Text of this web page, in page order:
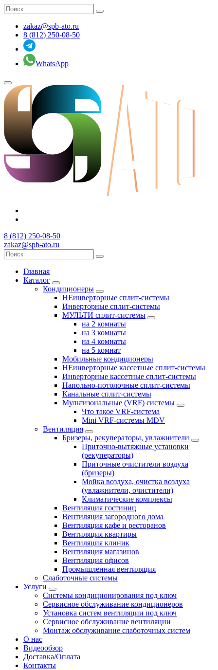
zakaz@spb-ato.ru
8 (812) 250-08-50
WhatsApp
8 (812) 250-08-50
zakaz@spb-ato.ru
Главная
Каталог
Кондиционеры
НЕинверторные сплит-системы
Инверторные сплит-системы
МУЛЬТИ сплит-системы
на 2 комнаты
на 3 комнаты
на 4 комнаты
на 5 комнат
Мобильные кондиционеры
НЕинверторные кассетные сплит-системы
Инверторные кассетные сплит-системы
Напольно-потолочные сплит-системы
Канальные сплит-системы
Мультизональные (VRF) системы
Что такое VRF-система
Mini VRF-системы MDV
Вентиляция
Бризеры, рекуператоры, увлажнители
Приточно-вытяжные установки
(рекуператоры)
Приточные очистители воздуха
(бризеры)
Мойка воздуха, очистка воздуха
(увлажнители, очистители)
Климатические комплексы
Вентиляция гостиниц
Вентиляция загородного дома
Вентиляция кафе и ресторанов
Вентиляция квартиры
Вентиляция клиник
Вентиляция магазинов
Вентиляция офисов
Промышленная вентиляция
Слаботочные системы
Услуги
Системы кондиционирования под ключ
Сервисное обслуживание кондиционеров
Установка систем вентиляции под ключ
Сервисное обслуживание вентиляции
Монтаж обслуживание слаботочных систем
О нас
Видеообзор
Доставка/Оплата
Контакты